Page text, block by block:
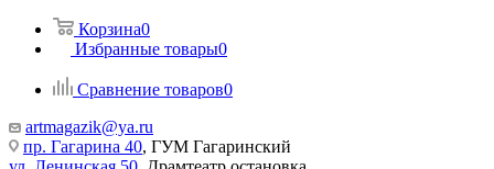
Корзина0
Избранные товары0
Сравнение товаров0
artmagazik@ya.ru
пр. Гагарина 40, ГУМ Гагаринский